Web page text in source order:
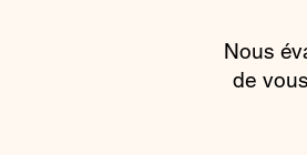
Nous
de